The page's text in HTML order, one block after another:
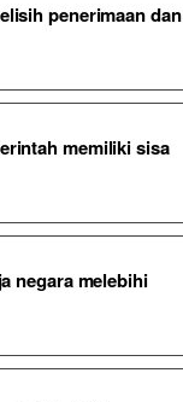
penerimaan dan
memiliki sisa
negara melebihi